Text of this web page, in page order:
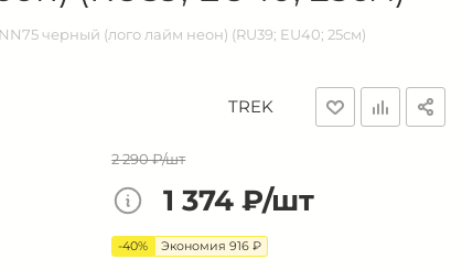
черный (лого лайм неон) (RU39; EU40; 25см)
TREK
2 290 ₽/шт
1 374 ₽/шт
-40% Экономия 916 ₽